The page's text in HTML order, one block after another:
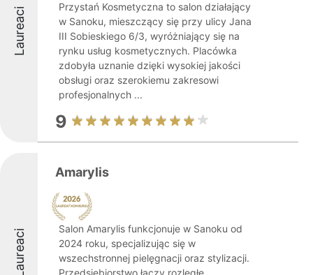
Laureaci
Przystań Kosmetyczna to salon działający
w Sanoku, mieszczący się przy ulicy Jana
III Sobieskiego 6/3, wyróżniający się na
rynku usług kosmetycznych. Placówka
zdobyła uznanie dzięki wysokiej jakości
obsługi oraz szerokiemu zakresowi
profesjonalnych ...
9
Laureaci
Amarylis
Salon Amarylis funkcjonuje w Sanoku od
2024 roku, specjalizując się w
wszechstronnej pielęgnacji oraz stylizacji.
Przedsiębiorstwo łączy rozległe